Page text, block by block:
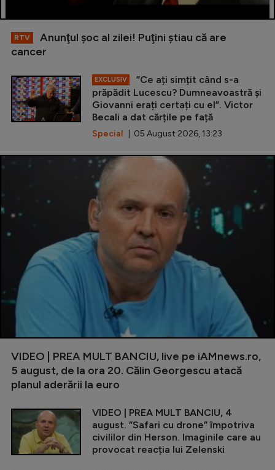
RTV
Anunţul şoc al zilei! Puţini ştiau că are
cancer
EXCLUSIV
”Ce ați simțit când s-a
prăpădit Lucescu? Dumneavoastră și
Giovanni erați certați cu el”. Victor
Becali a dat cărțile pe față
Special | 05 August 2026, 13:23
VIDEO | PREA MULT BANCIU, live pe iAMnews.ro,
5 august, de la ora 20. Călin Georgescu atacă
planul aderării la euro
VIDEO | PREA MULT BANCIU, 4
august. ”Safari cu drone” împotriva
civililor din Herson. Imaginile care au
provocat reacția lui Zelenski